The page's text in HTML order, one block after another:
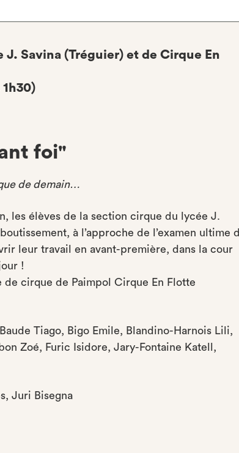
Savina (Tréguier) et de Cirque En
foi"
de demain…
les élèves de la section cirque du lycée J.
à l’approche de l’examen ultime
leur travail en avant-première, dans la cour
!
de cirque de Paimpol Cirque En Flotte
Tiago, Bigo Emile, Blandino-Harnois Lili,
Zoé, Furic Isidore, Jary-Fontaine Katell,
Juri Bisegna